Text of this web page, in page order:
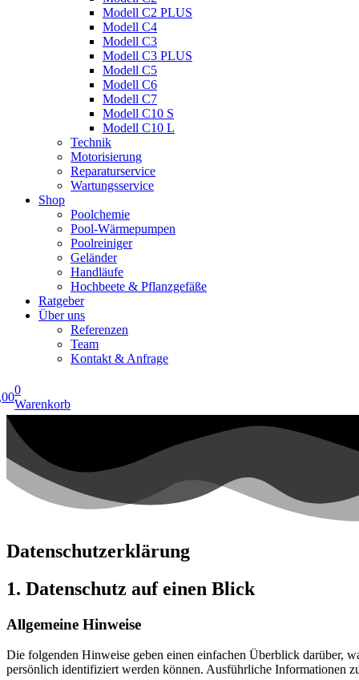
Modell C2 PLUS
Modell C4
Modell C3
Modell C3 PLUS
Modell C5
Modell C6
Modell C7
Modell C10 S
Modell C10 L
Technik
Motorisierung
Reparaturservice
Wartungsservice
Shop
Poolchemie
Pool-Wärmepumpen
Poolreiniger
Geländer
Handläufe
Hochbeete & Pflanzgefäße
Ratgeber
Über uns
Referenzen
Team
Kontakt & Anfrage
0
Warenkorb
Datenschutzerklärung
1. Datenschutz auf einen Blick
Allgemeine Hinweise
Die folgenden Hinweise geben einen einfachen Überblick darüber,
persönlich identifiziert werden können. Ausführliche Informationen